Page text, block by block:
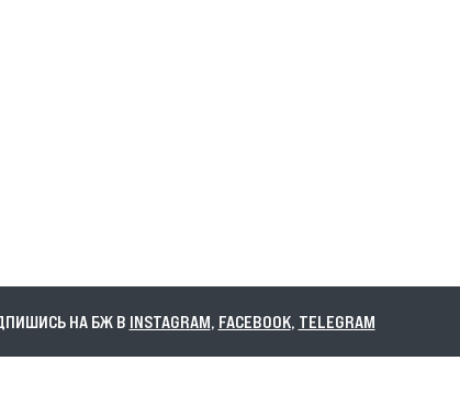
НА БЖ В INSTAGRAM, FACEBOOK, TELEGRAM